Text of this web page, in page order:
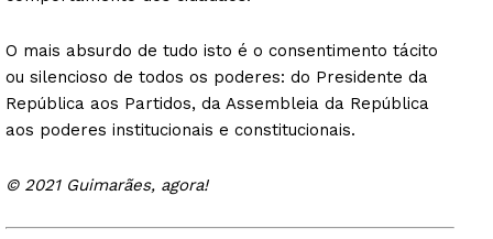
O mais absurdo de tudo isto é o consentimento tácito
ou silencioso de todos os poderes: do Presidente da
República aos Partidos, da Assembleia da República
aos poderes institucionais e constitucionais.
© 2021 Guimarães, agora!